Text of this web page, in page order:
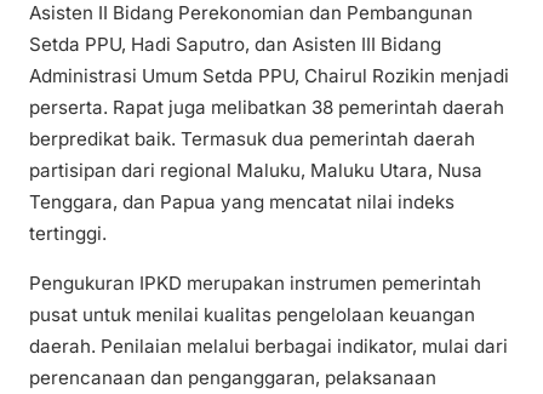
Asisten II Bidang Perekonomian dan Pembangunan
Setda PPU, Hadi Saputro, dan Asisten III Bidang
Administrasi Umum Setda PPU, Chairul Rozikin menjadi
perserta. Rapat juga melibatkan 38 pemerintah daerah
berpredikat baik. Termasuk dua pemerintah daerah
partisipan dari regional Maluku, Maluku Utara, Nusa
Tenggara, dan Papua yang mencatat nilai indeks
tertinggi.
Pengukuran IPKD merupakan instrumen pemerintah
pusat untuk menilai kualitas pengelolaan keuangan
daerah. Penilaian melalui berbagai indikator, mulai dari
perencanaan dan penganggaran, pelaksanaan